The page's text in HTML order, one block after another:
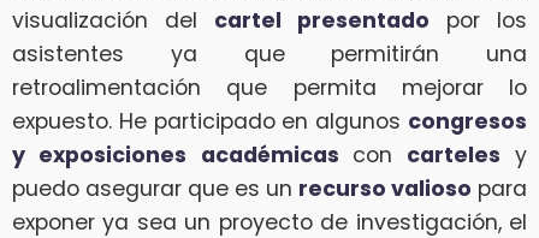
visualización del cartel presentado por los
asistentes ya que permitirán una
retroalimentación que permita mejorar lo
expuesto. He participado en algunos congresos
y exposiciones académicas con carteles y
puedo asegurar que es un recurso valioso para
exponer ya sea un proyecto de investigación, el